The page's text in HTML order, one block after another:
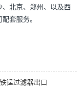
北京、郑州、以及西
套服务。
锰过滤器出口